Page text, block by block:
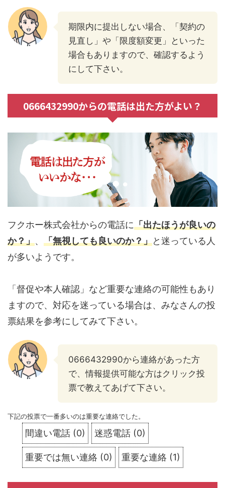
期限内に提出しない場合、「契約の
見直し」や「限度額変更」といった
場合もありますので、確認するよう
にして下さい。
0666432990からの電話は出た方がよい？
フクホー株式会社からの電話に「出たほうが良いの
か？」、 「無視しても良いのか？」と迷っている人
が多いようです。
「督促や本人確認」など重要な連絡の可能性もあり
ますので、対応を迷っている場合は、みなさんの投
票結果を参考にしてみて下さい。
0666432990から連絡があった方
で、情報提供可能な方はクリック投
票で教えてあげて下さい。
下記の投票で一番多いのは重要な連絡でした。
間違い電話 (0) 迷惑電話 (0)
重要では無い連絡 (0) 重要な連絡 (1)